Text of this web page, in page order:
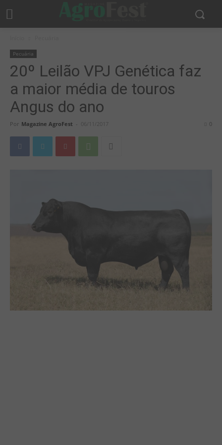
Pecuária
20º Leilão VPJ Genética faz
a maior média de touros
Angus do ano
Por Magazine AgroFest - 06/11/2017 0